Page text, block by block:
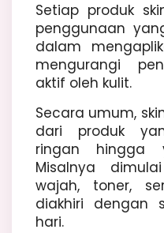
Setiap produk
penggunaan
dalam
mengurangi
aktif oleh kulit.
Secara umum,
dari produk
ringan hingga
Misalnya
wajah, toner,
diakhiri dengan
hari.